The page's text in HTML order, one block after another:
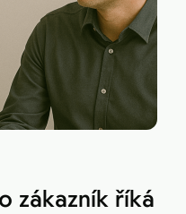
zákazník říká